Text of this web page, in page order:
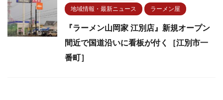
地域情報・最新ニュース ラーメン屋
『ラーメン山岡家 江別店』新規オープン
間近で国道沿いに看板が付く［江別市一
番町］